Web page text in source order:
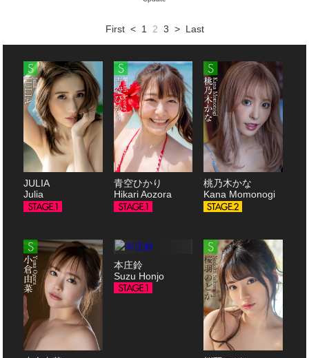
First < 1 2 3 > Last
JULIA
Julia
青空ひかり
Hikari Aozora
桃乃木かな
Kana Momonogi
本庄鈴
Suzu Honjo